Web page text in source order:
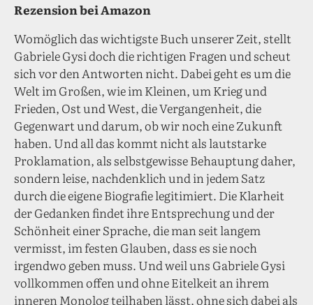
Rezension bei Amazon
Womöglich das wichtigste Buch unserer Zeit, stellt
Gabriele Gysi doch die richtigen Fragen und scheut
sich vor den Antworten nicht. Dabei geht es um die
Welt im Großen, wie im Kleinen, um Krieg und
Frieden, Ost und West, die Vergangenheit, die
Gegenwart und darum, ob wir noch eine Zukunft
haben. Und all das kommt nicht als lautstarke
Proklamation, als selbstgewisse Behauptung daher,
sondern leise, nachdenklich und in jedem Satz
durch die eigene Biografie legitimiert. Die Klarheit
der Gedanken findet ihre Entsprechung und der
Schönheit einer Sprache, die man seit langem
vermisst, im festen Glauben, dass es sie noch
irgendwo geben muss. Und weil uns Gabriele Gysi
vollkommen offen und ohne Eitelkeit an ihrem
inneren Monolog teilhaben lässt, ohne sich dabei als